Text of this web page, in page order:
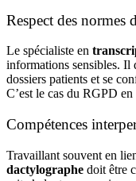
Respect des normes
Le spécialiste en
informations sensibles. Il
dossiers patients et se
C’est le cas du RGPD
Compétences
Travaillant souvent en
dactylographe doit être